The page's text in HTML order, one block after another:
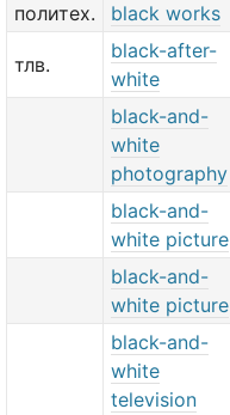
политех.
black works
тлв.
black-after-
white
black-and-
white
photography
black-and-
white picture
black-and-
white picture
black-and-
white
television